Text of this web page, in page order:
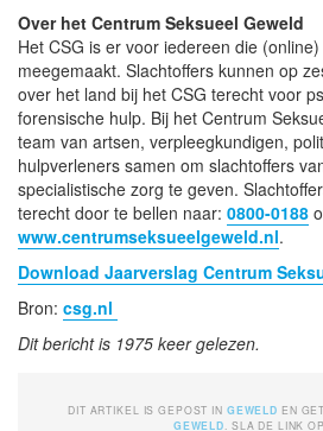
Over het Centrum Seksueel Geweld
Het CSG is er voor iedereen die
meegemaakt. Slachtoffers kunnen op
over het land bij het CSG terecht voor
forensische hulp. Bij het Centrum
team van artsen, verpleegkundigen,
hulpverleners samen om slachtoffers
specialistische zorg te geven.
terecht door te bellen naar: 0800-0188
www.centrumseksueelgeweld.nl.
Download Jaarverslag Centrum
Bron: csg.nl
Dit bericht is 1975 keer gelezen.
DIT ARTIKEL IS GEPOST IN GEWELD EN
GEWELD . SLA DE LINK OP